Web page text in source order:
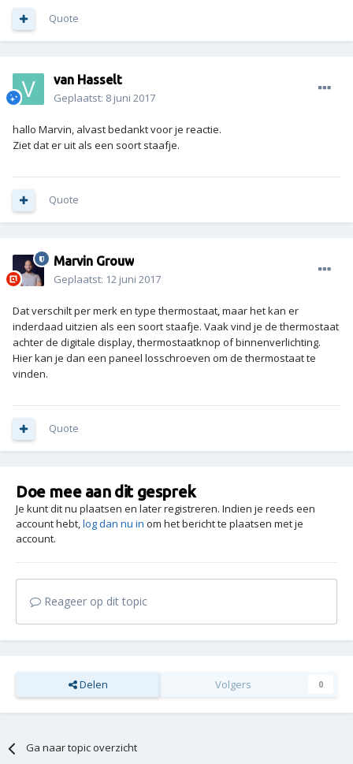
Quote
van Hasselt
Geplaatst: 8 juni 2017
hallo Marvin, alvast bedankt voor je reactie.
Ziet dat er uit als een soort staafje.
Quote
Marvin Grouw
Geplaatst: 12 juni 2017
Dat verschilt per merk en type thermostaat, maar het kan er
inderdaad uitzien als een soort staafje. Vaak vind je de thermostaat
achter de digitale display, thermostaatknop of binnenverlichting.
Hier kan je dan een paneel losschroeven om de thermostaat te
vinden.
Quote
Doe mee aan dit gesprek
Je kunt dit nu plaatsen en later registreren. Indien je reeds een
account hebt,log dan nu in om het bericht te plaatsen met je
account.
Reageer op dit topic
Delen Volgers 0
Ga naar topic overzicht